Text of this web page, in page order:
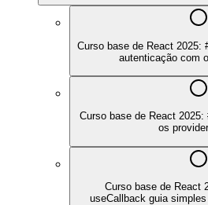
Curso base de React 2025:
autenticação com
Curso base de React
os
Curso base de React
useCallback guia